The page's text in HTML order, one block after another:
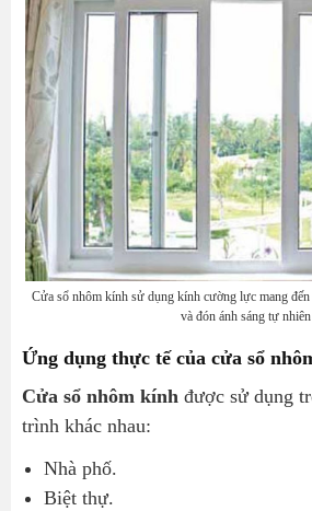
Cửa sổ nhôm kính sử dụng kính cường lực mang
và đón ánh sáng tự nhiên
Ứng dụng thực tế của cửa sổ
Cửa sổ nhôm kính được sử dụng
trình khác nhau:
Nhà phố.
Biệt thự.